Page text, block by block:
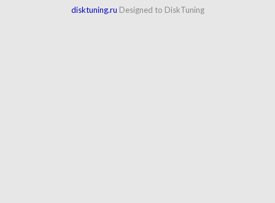
disktuning.ru Designed to DiskTuning